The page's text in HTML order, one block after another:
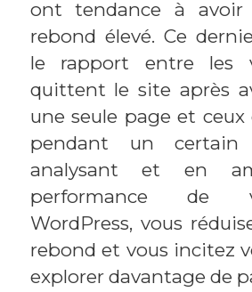
ont tendance à
rebond élevé. Ce
le rapport entre les
quittent le site après
une seule page et
pendant un certain
analysant et en
performance de
WordPress, vous
rebond et vous incitez
explorer davantage de